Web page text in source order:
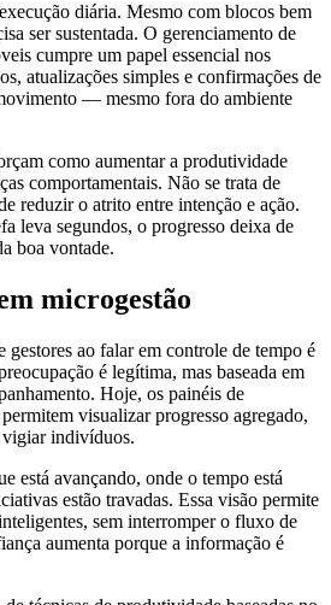
diária. Mesmo com blocos bem
ser sustentada. O gerenciamento de
cumpre um papel essencial nos
atualizações simples e confirmações de
— mesmo fora do ambiente
como aumentar a produtividade
comportamentais. Não se trata de
reduzir o atrito entre intenção e ação.
leva segundos, o progresso deixa de
boa vontade.
microgestão
gestores ao falar em controle de tempo é
é legítima, mas baseada em
Hoje, os painéis de
visualizar progresso agregado,
vigiar indivíduos.
está avançando, onde o tempo está
estão travadas. Essa visão permite
sem interromper o fluxo de
aumenta porque a informação é